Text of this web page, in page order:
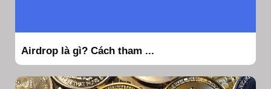
Airdrop là gì? Cách tham ...